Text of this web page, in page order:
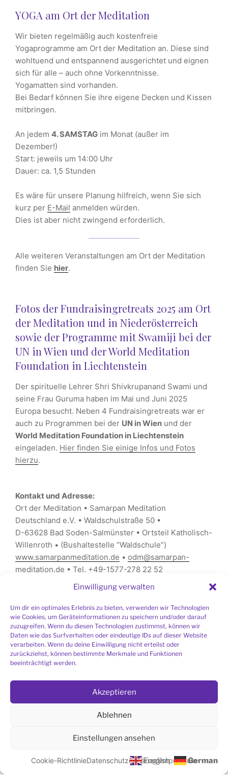
Einwilligung verwalten
Um dir ein optimales Erlebnis zu bieten, verwenden wir Technologien
wie Cookies, um Geräteinformationen zu speichern und/oder darauf
zuzugreifen. Wenn du diesen Technologien zustimmst, können wir
Daten wie das Surfverhalten oder eindeutige IDs auf dieser Website
verarbeiten. Wenn du deine Einwilligung nicht erteilst oder
zurückziehst, können bestimmte Merkmale und Funktionen
beeinträchtigt werden.
Akzeptieren
Ablehnen
Einstellungen ansehen
Cookie-RichtlinieDatenschutzerklärungImpressum
YOGA am Ort der Meditation
Wir bieten regelmäßig auch kostenfreie
Yogaprogramme am Ort der Meditation an. Diese sind
wohltuend und entspannend ausgerichtet und eignen
sich für alle – auch ohne Vorkenntnisse.
Yogamatten sind vorhanden.
Bei Bedarf können Sie ihre eigene Decken und Kissen
mitbringen.
An jedem 4. SAMSTAG im Monat (außer im
Dezember!)
Start: jeweils um 14:00 Uhr
Dauer: ca. 1,5 Stunden
Es wäre für unsere Planung hilfreich, wenn Sie sich
kurz per E-Mail anmelden würden.
Dies ist aber nicht zwingend erforderlich.
Alle weiteren Veranstaltungen am Ort der Meditation
finden Sie hier.
Fotos der Fundraisingretreats 2025 am Ort
der Meditation und in Niederösterreich
sowie der Programme mit Swamiji bei der
UN in Wien und der World Meditation
Foundation in Liechtenstein
Der spirituelle Lehrer Shri Shivkrupanand Swami und
seine Frau Guruma haben im Mai und Juni 2025
Europa besucht. Neben 4 Fundraisingretreats war er
auch zu Programmen bei der UN in Wien und der
World Meditation Foundation in Liechtenstein
eingeladen. Hier finden Sie einige Infos und Fotos
hierzu.
Kontakt und Adresse:
Ort der Meditation • Samarpan Meditation
Deutschland e.V. • Waldschulstraße 50 •
D-63628 Bad Soden-Salmünster • Ortsteil Katholisch-
Willenroth • (Bushaltestelle “Waldschule”)
www.samarpanmeditation.de • odm@samarpan-
meditation.de • Tel. +49-1577-278 22 52
LINK ZUR MONTAGSMEDITATION
Hier gehts zur Montagsmeditation über Zoom
(das Passwort erhalten Sie
SIE SUCHEN EINE MEDITATIONSGRUPPE IN
Liste aller Meditationsgruppen
English
German